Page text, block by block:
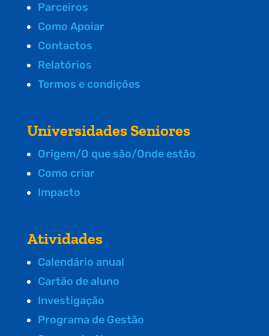
Parceiros
Como Apoiar
Contactos
Relatórios
Termos e condições
Universidades Seniores
Origem/O que são/Onde estão
Como criar
Impacto
Atividades
Calendário anual
Cartão de aluno
Investigação
Programa de Gestão